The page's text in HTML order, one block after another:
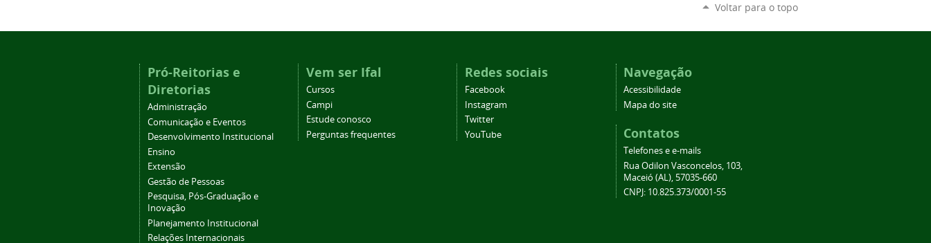
Voltar para o topo
Pró-Reitorias e
Diretorias
Administração
Comunicação e Eventos
Desenvolvimento Institucional
Ensino
Extensão
Gestão de Pessoas
Pesquisa, Pós-Graduação e
Inovação
Planejamento Institucional
Relações Internacionais
Vem ser Ifal
Cursos
Campi
Estude conosco
Perguntas frequentes
Redes sociais
Facebook
Instagram
Twitter
YouTube
Navegação
Acessibilidade
Mapa do site
Contatos
Telefones e e-mails
Rua Odilon Vasconcelos, 103,
Maceió (AL), 57035-660
CNPJ: 10.825.373/0001-55